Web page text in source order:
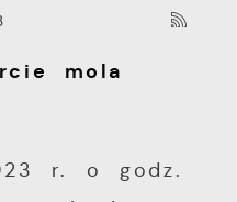
mola
r. o godz.